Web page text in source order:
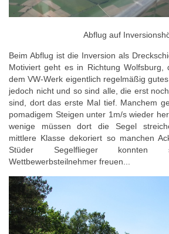
Abflug auf
Beim Abflug ist die Inversion als
Motiviert geht es in Richtung
dem VW-Werk eigentlich regelmäßig
jedoch nicht und so sind alle, die erst
sind, dort das erste Mal tief. Manchem
pomadigem Steigen unter 1m/s wieder
wenige müssen dort die Segel
mittlere Klasse dekoriert so manchen
Stüder Segelflieger
Wettbewerbsteilnehmer freuen...